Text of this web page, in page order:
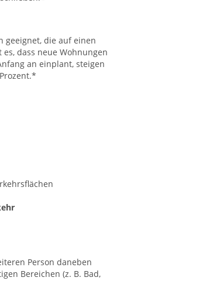
geeignet, die auf einen
dass neue Wohnungen
an einplant, steigen
Person daneben
Bereichen (z. B. Bad,